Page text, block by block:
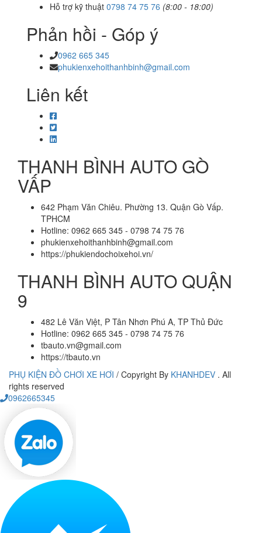
Hỗ trợ kỹ thuật 0798 74 75 76 (8:00 - 18:00)
Phản hồi - Góp ý
0962 665 345
phukienxehoithanhbinh@gmail.com
Liên kết
THANH BÌNH AUTO GÒ
VẤP
642 Phạm Văn Chiêu. Phường 13. Quận Gò Vấp.
TPHCM
Hotline: 0962 665 345 - 0798 74 75 76
phukienxehoithanhbinh@gmail.com
https://phukiendochoixehoi.vn/
THANH BÌNH AUTO QUẬN
9
482 Lê Văn Việt, P Tân Nhơn Phú A, TP Thủ Đức
Hotline: 0962 665 345 - 0798 74 75 76
tbauto.vn@gmail.com
https://tbauto.vn
PHỤ KIỆN ĐỒ CHƠI XE HƠI / Copyright By KHANHDEV . All
rights reserved
0962665345